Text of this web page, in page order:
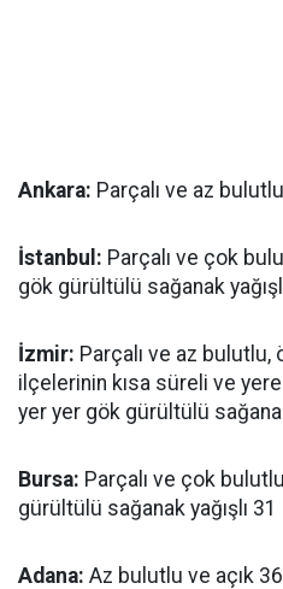
Ankara: Parçalı ve az
İstanbul: Parçalı ve çok
gök gürültülü sağanak
İzmir: Parçalı ve az
ilçelerinin kısa süreli ve
yer yer gök gürültülü
Bursa: Parçalı ve çok
gürültülü sağanak yağışlı 31
Adana: Az bulutlu ve açık 36